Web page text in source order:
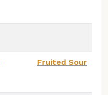
Fruited Sour